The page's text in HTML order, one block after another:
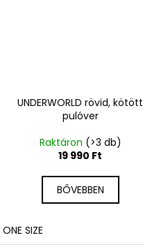
UNDERWORLD rövid, kötött
pulóver
Raktáron (>3 db)
19 990 Ft
BŐVEBBEN
ONE SIZE